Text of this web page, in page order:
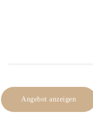
Angebot anzeigen